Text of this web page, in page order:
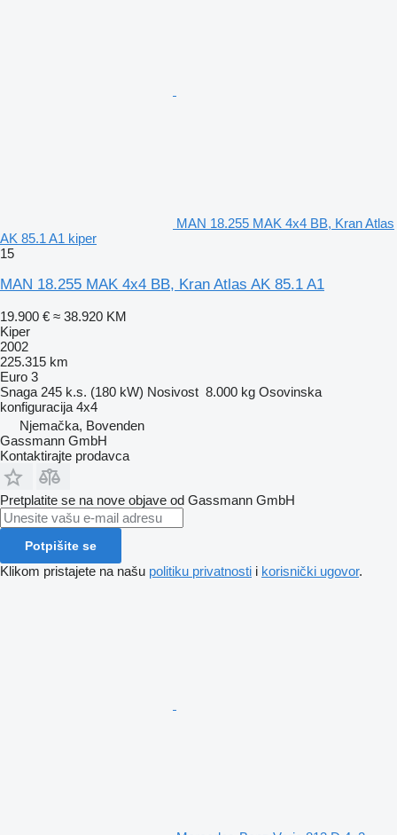
MAN 18.255 MAK 4x4 BB, Kran Atlas
AK 85.1 A1 kiper
15
MAN 18.255 MAK 4x4 BB, Kran Atlas AK 85.1 A1
19.900 € ≈ 38.920 KM
Kiper
2002
225.315 km
Euro 3
Snaga 245 k.s. (180 kW) Nosivost 8.000 kg Osovinska
konfiguracija 4x4
Njemačka, Bovenden
Gassmann GmbH
Kontaktirajte prodavca
Pretplatite se na nove objave od Gassmann GmbH
Potpišite se
Klikom pristajete na našu politiku privatnosti i korisnički ugovor.